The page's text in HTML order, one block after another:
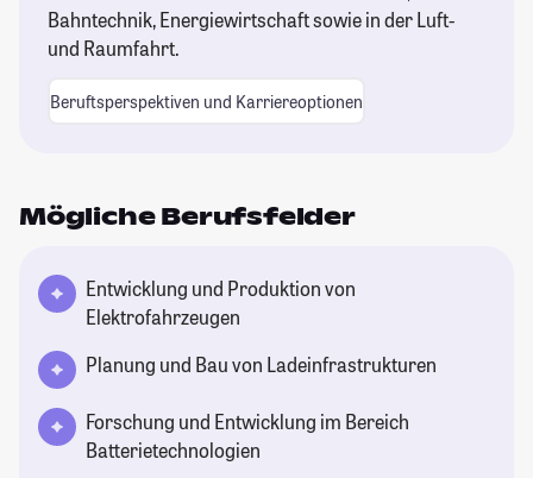
Bahntechnik, Energiewirtschaft sowie in der Luft-
und Raumfahrt.
Beruftsperspektiven und Karriereoptionen
Mögliche Berufsfelder
Entwicklung und Produktion von
Elektrofahrzeugen
Planung und Bau von Ladeinfrastrukturen
Forschung und Entwicklung im Bereich
Batterietechnologien